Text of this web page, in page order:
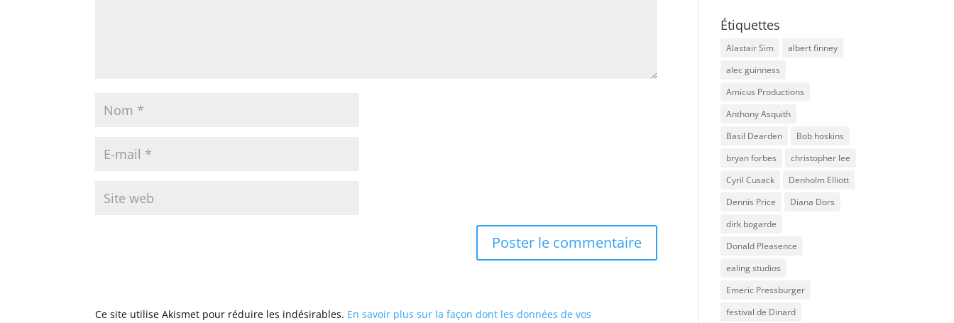
Ce site utilise Akismet pour réduire les indésirables. En savoir plus sur la façon dont les données de vos
Étiquettes
Alastair Sim
albert finney
alec guinness
Amicus Productions
Anthony Asquith
Basil Dearden
Bob hoskins
bryan forbes
christopher lee
Cyril Cusack
Denholm Elliott
Dennis Price
Diana Dors
dirk bogarde
Donald Pleasence
ealing studios
Emeric Pressburger
festival de Dinard